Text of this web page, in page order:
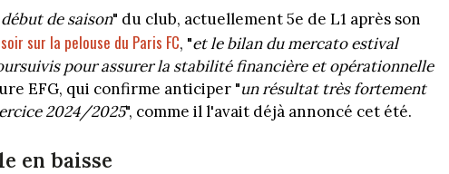
de saison" du club, actuellement 5e de L1 après son
sur la pelouse du Paris FC, "et le bilan du mercato estival
pour assurer la stabilité financière et opérationnelle
EFG, qui confirme anticiper "un résultat très fortement
2024/2025", comme il l'avait déjà annoncé cet été.
en baisse